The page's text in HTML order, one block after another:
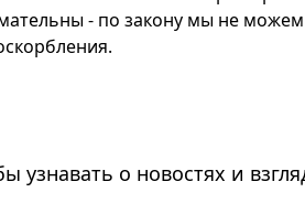
- по закону мы не можем
узнавать о новостях и